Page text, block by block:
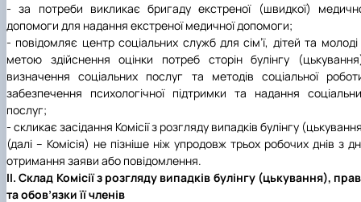
- за потреби викликає бригаду екстреної (швидкої)
допомоги для надання екстреної медичної допомоги;
- повідомляє центр соціальних служб для сім’ї, дітей та молоді
метою здійснення оцінки потреб сторін булінгу
визначення соціальних послуг та методів соціальної
забезпечення психологічної підтримки та надання
послуг;
- скликає засідання Комісії з розгляду випадків булінгу
(далі – Комісія) не пізніше ніж упродовж трьох робочих днів з
отримання заяви або повідомлення.
IІ. Склад Комісії з розгляду випадків булінгу (цькування),
та обов’язки її членів